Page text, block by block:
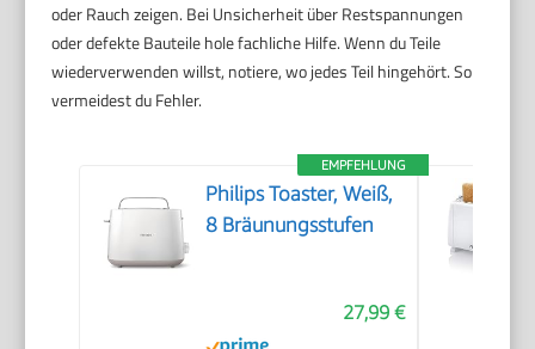
oder Rauch zeigen. Bei Unsicherheit über Restspannungen
oder defekte Bauteile hole fachliche Hilfe. Wenn du Teile
wiederverwenden willst, notiere, wo jedes Teil hingehört. So
vermeidest du Fehler.
EMPFEHLUNG
Philips Toaster, Weiß,
8 Bräunungsstufen
27,99 €